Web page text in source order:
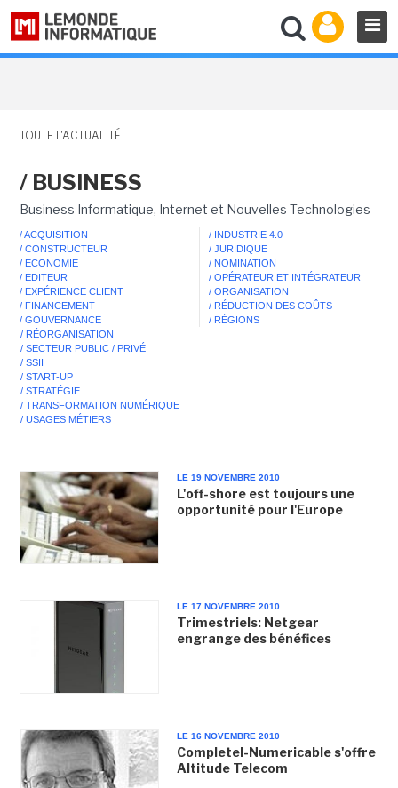
TOUTE L'ACTUALITÉ
/ BUSINESS
Business Informatique, Internet et Nouvelles Technologies
/ ACQUISITION
/ CONSTRUCTEUR
/ ECONOMIE
/ EDITEUR
/ EXPÉRIENCE CLIENT
/ FINANCEMENT
/ GOUVERNANCE
/ INDUSTRIE 4.0
/ JURIDIQUE
/ NOMINATION
/ OPÉRATEUR ET INTÉGRATEUR
/ ORGANISATION
/ RÉDUCTION DES COÛTS
/ RÉGIONS
/ RÉORGANISATION
/ SECTEUR PUBLIC / PRIVÉ
/ SSII
/ START-UP
/ STRATÉGIE
/ TRANSFORMATION NUMÉRIQUE
/ USAGES MÉTIERS
LE 19 NOVEMBRE 2010
L'off-shore est toujours une
opportunité pour l'Europe
LE 17 NOVEMBRE 2010
Trimestriels: Netgear
engrange des bénéfices
LE 16 NOVEMBRE 2010
Completel-Numericable s'offre
Altitude Telecom